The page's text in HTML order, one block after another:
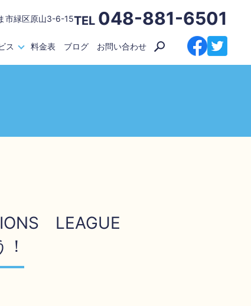
ス 料金表 ブログ お問い合わせ
緑区原山3-6-15TEL 048-881-6501
LEAGUE